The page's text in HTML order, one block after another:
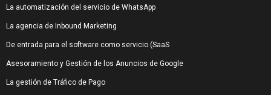
La automatización del servicio de WhatsApp
La agencia de Inbound Marketing
De entrada para el software como servicio (SaaS
Asesoramiento y Gestión de los Anuncios de Google
La gestión de Tráfico de Pago